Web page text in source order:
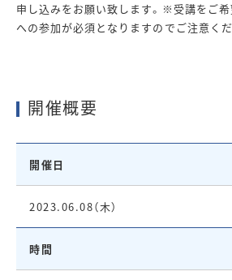
申し込みをお願い致します。※受講をご希
への参加が必須となりますのでご注意くだ
開催概要
開催日
2023.06.08（木）
時間